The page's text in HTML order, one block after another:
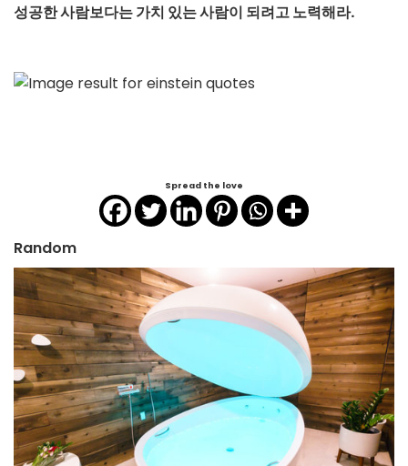
성공한 사람보다는 가치 있는 사람이 되려고 노력해라.
Spread the love
Random